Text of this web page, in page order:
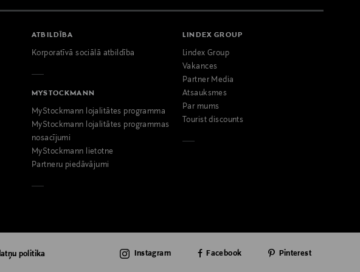
ATBILDĪBA
Korporatīvā sociālā atbildība
MYSTOCKMANN
MyStockmann lojalitātes programma
MyStockmann lojalitātes programmas
nosacījumi
MyStockmann lietotne
Partneru piedāvājumi
LINDEX GROUP
Lindex Group
Vakances
Partner Media
Atsauksmes
Par mums
Tourist discounts
politika Instagram Facebook Pinterest